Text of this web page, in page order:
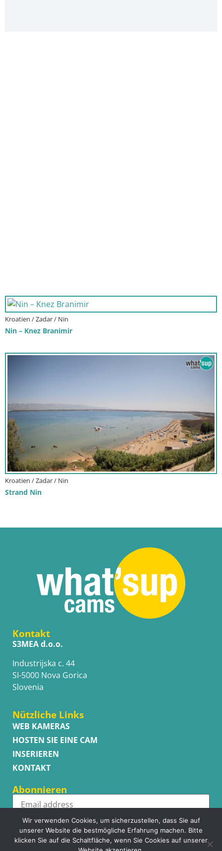
Kroatien / Zadar / Nin
Nin – Knez Branimir
Kroatien / Zadar / Nin
Strand Nin
Kontakt
S3MEA d.o.o.
Industrijska c. 44
SI-5000 Nova Gorica
Slovenia
Nützliche Links
WEB KAMERAS
HOSTEN SIE EINE CAM
INSERIEREN
KONTAKT
Abonnieren
Subscribe
Wir verwenden Cookies, um sicherzustellen, dass Sie auf
unserer Website die bestmögliche Erfahrung machen. Bitte
klicken Sie auf die Schaltfläche, wenn Sie Cookies auf unserer